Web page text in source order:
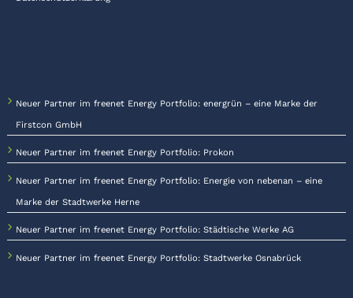
Neuer Partner im freenet Energy Portfolio: energrün – eine Marke der
Firstcon GmbH
Neuer Partner im freenet Energy Portfolio: Prokon
Neuer Partner im freenet Energy Portfolio: Energie von nebenan – eine
Marke der Stadtwerke Herne
Neuer Partner im freenet Energy Portfolio: Städtische Werke AG
Neuer Partner im freenet Energy Portfolio: Stadtwerke Osnabrück